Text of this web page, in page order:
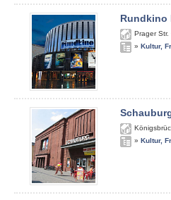
Rundkino
Prager Str.
» Kultur,
» Kultur,